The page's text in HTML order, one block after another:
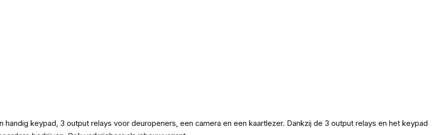
keypad, 3 output relays voor deuropeners, een camera en een kaartlezer. Dankzij de 3 output relays en het keypad